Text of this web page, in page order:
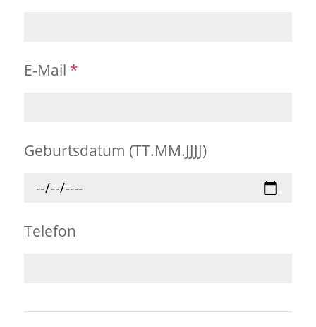
E-Mail *
Geburtsdatum (TT.MM.JJJJ)
Telefon